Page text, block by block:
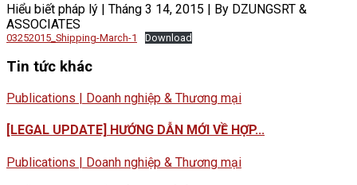
Hiểu biết pháp lý | Tháng 3 14, 2015 | By DZUNGSRT &
ASSOCIATES
03252015_Shipping-March-1 Download
Tin tức khác
Publications | Doanh nghiệp & Thương mại
[LEGAL UPDATE] HƯỚNG DẪN MỚI VỀ HỢP...
Publications | Doanh nghiệp & Thương mại